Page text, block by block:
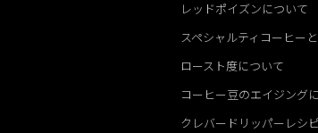
レッドポイズンについて
スペシャルティコーヒー
ロースト度について
コーヒー豆のエイジング
クレバードリッパーレシピ